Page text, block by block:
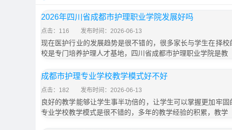
2026年四川省成都市护理职业学院发展好吗
点击：116 发布时间：2026-06-13
现在医护行业的发展趋势是很不错的，很多家长与学生在择
校是专门培养护理人才基地，四川省成都市护理职业学院是教
成都市护理专业学校教学模式好不好
点击：182 发布时间：2026-06-13
良好的教学能够让学生事半功倍的，让学生可以掌握更加牢
专业学校教学模式是很不错的，多年的教学经验的积累，教学